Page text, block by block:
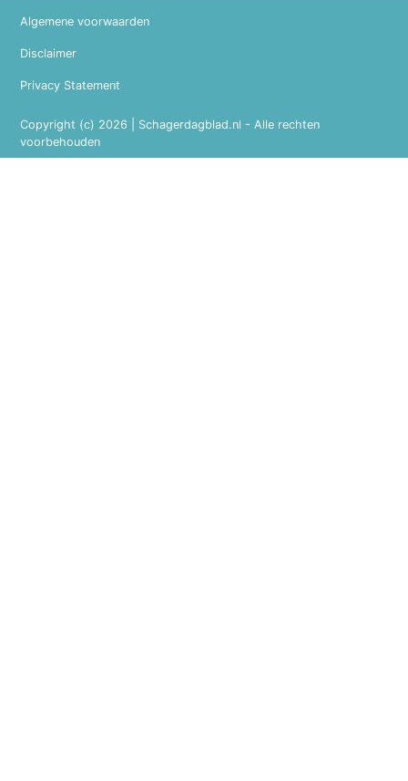
Copyright (c) 2026 | Schagerdagblad.nl - Alle rechten
voorbehouden
Algemene voorwaarden
Disclaimer
Privacy Statement